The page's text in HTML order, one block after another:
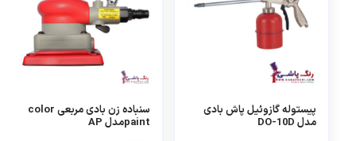
پیستوله گازوئیل پاش بادی
مدل DO-10D
سنباده زن بادی مربعی color
paintمدل AP